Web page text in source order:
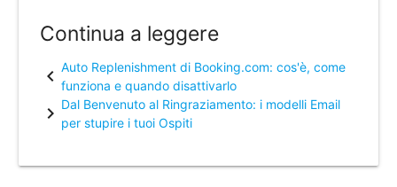
Continua a leggere
chevron_left Auto Replenishment di Booking.com: cos'è, come
funziona e quando disattivarlo
chevron_right Dal Benvenuto al Ringraziamento: i modelli Email
per stupire i tuoi Ospiti